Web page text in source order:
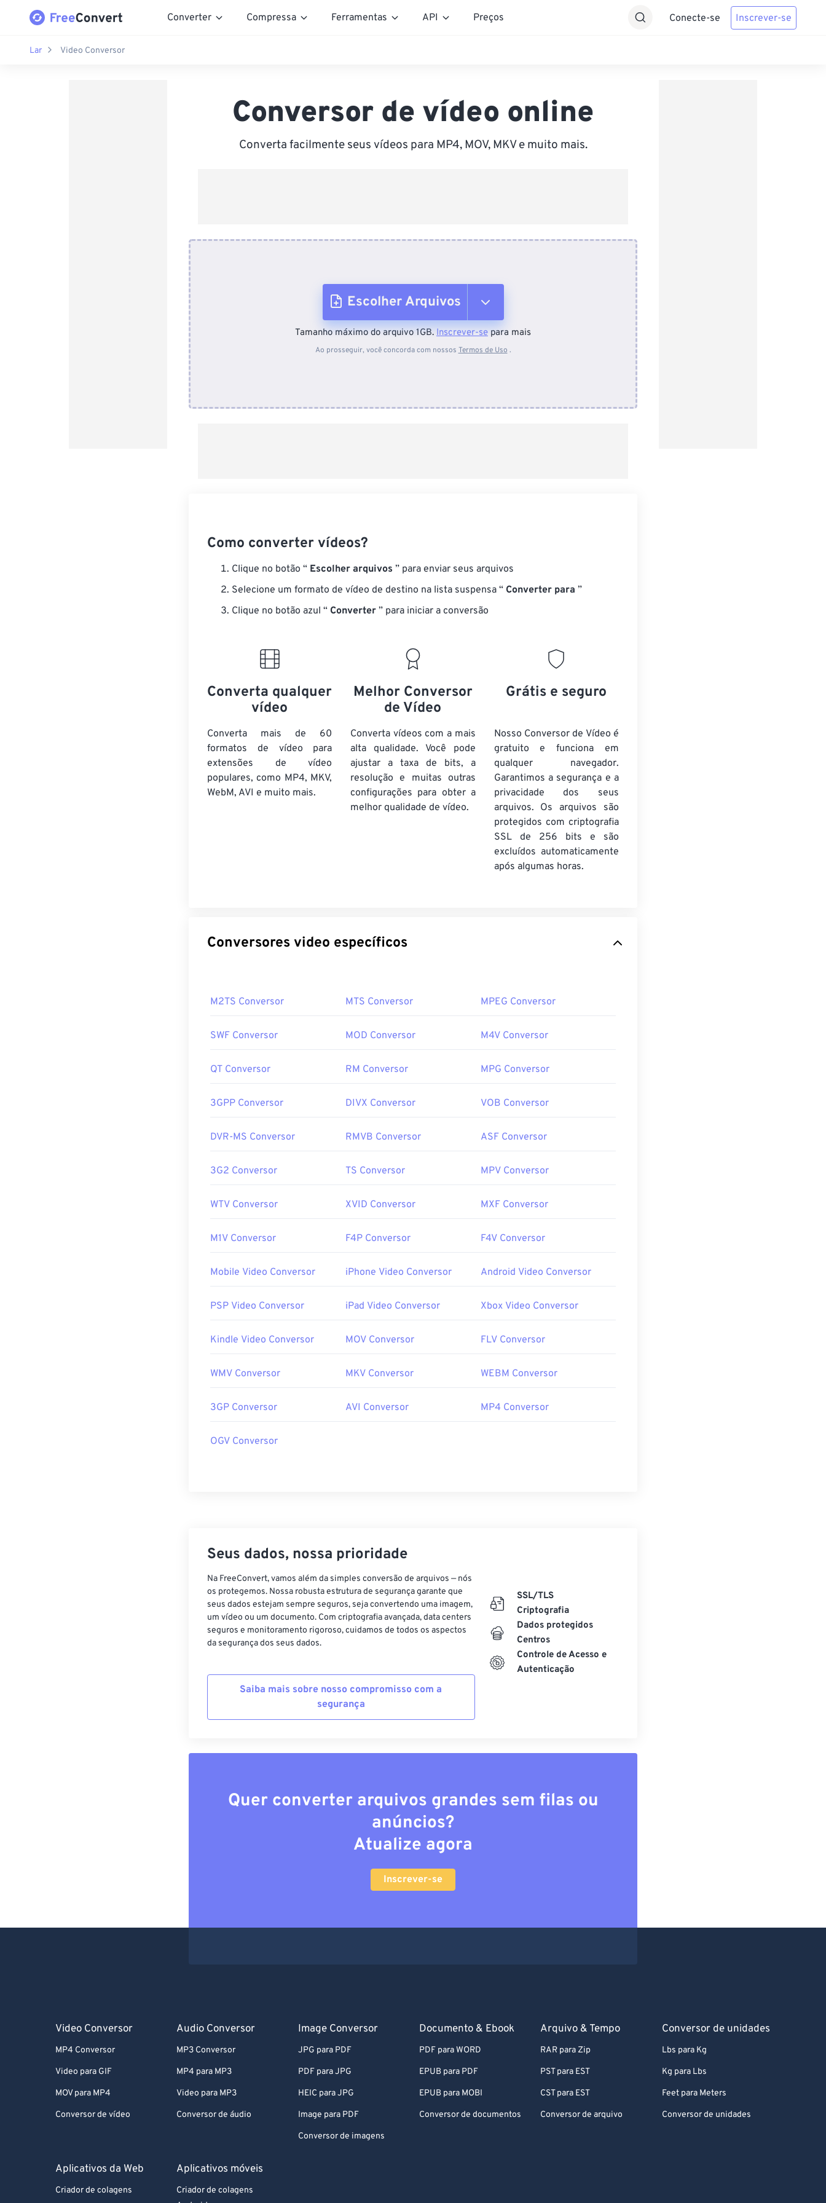
Converter Compressa Ferramentas API Preços Conecte-se Inscrever-se
Lar Video Conversor
Conversor de vídeo online
Converta facilmente seus vídeos para MP4, MOV, MKV e muito mais.
Escolher Arquivos
Do dispositivo
Tamanho máximo do arquivo 1GB. Inscrever-se para mais
Ao prosseguir, você concorda com nossos Termos de Uso .
Como converter vídeos?
Clique no botão “ Escolher arquivos ” para enviar seus arquivos
Selecione um formato de vídeo de destino na lista suspensa “ Converter para ”
Clique no botão azul “ Converter ” para iniciar a conversão
Converta qualquer
vídeo
Converta mais de 60
formatos de vídeo para
extensões de vídeo
populares, como MP4, MKV,
WebM, AVI e muito mais.
Melhor Conversor
de Vídeo
Converta vídeos com a mais
alta qualidade. Você pode
ajustar a taxa de bits, a
resolução e muitas outras
configurações para obter a
melhor qualidade de vídeo.
Grátis e seguro
Nosso Conversor de Vídeo é
gratuito e funciona em
qualquer navegador.
Garantimos a segurança e a
privacidade dos seus
arquivos. Os arquivos são
protegidos com criptografia
SSL de 256 bits e são
excluídos automaticamente
após algumas horas.
Conversores video específicos
M2TS Conversor MTS Conversor MPEG Conversor
SWF Conversor MOD Conversor M4V Conversor
QT Conversor RM Conversor MPG Conversor
3GPP Conversor DIVX Conversor VOB Conversor
DVR-MS Conversor RMVB Conversor ASF Conversor
3G2 Conversor TS Conversor MPV Conversor
WTV Conversor XVID Conversor MXF Conversor
M1V Conversor F4P Conversor F4V Conversor
Mobile Video Conversor iPhone Video Conversor Android Video Conversor
PSP Video Conversor iPad Video Conversor Xbox Video Conversor
Kindle Video Conversor MOV Conversor FLV Conversor
WMV Conversor MKV Conversor WEBM Conversor
3GP Conversor AVI Conversor MP4 Conversor
OGV Conversor
Seus dados, nossa prioridade
Na FreeConvert, vamos além da simples conversão de arquivos — nós
os protegemos. Nossa robusta estrutura de segurança garante que
seus dados estejam sempre seguros, seja convertendo uma imagem,
um vídeo ou um documento. Com criptografia avançada, data centers
seguros e monitoramento rigoroso, cuidamos de todos os aspectos
da segurança dos seus dados.
Saiba mais sobre nosso compromisso com a
segurança
SSL/TLS
Criptografia
Dados protegidos
Centros
Controle de Acesso e
Autenticação
Quer converter arquivos grandes sem filas ou
anúncios?
Atualize agora
Inscrever-se
Video Conversor
MP4 Conversor
Video para GIF
MOV para MP4
Conversor de vídeo
Audio Conversor
MP3 Conversor
MP4 para MP3
Video para MP3
Conversor de áudio
Image Conversor
JPG para PDF
PDF para JPG
HEIC para JPG
Image para PDF
Conversor de imagens
Documento & Ebook
PDF para WORD
EPUB para PDF
EPUB para MOBI
Conversor de documentos
Arquivo & Tempo
RAR para Zip
PST para EST
CST para EST
Conversor de arquivo
Conversor de unidades
Lbs para Kg
Kg para Lbs
Feet para Meters
Conversor de unidades
Aplicativos da Web
Criador de colagens
Aplicativos móveis
Criador de colagens